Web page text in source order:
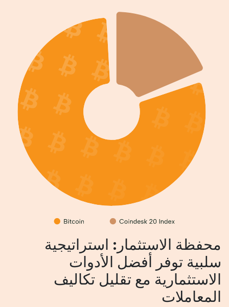
محفظة الاستثمار: استراتيجية
سلبية توفر أفضل الأدوات
الاستثمارية مع تقليل تكاليف
المعاملات